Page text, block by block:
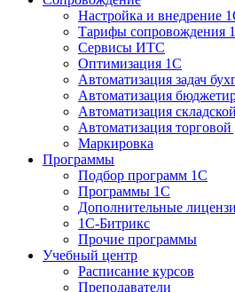
Настройка и внедрение
Тарифы сопровождения
Сервисы ИТС
Оптимизация 1С
Автоматизация задач
Автоматизация
Автоматизация
Автоматизация торговой
Маркировка
Программы
Подбор программ 1С
Программы 1С
Дополнительные
1С-Битрикс
Прочие программы
Учебный центр
Расписание курсов
Преподаватели